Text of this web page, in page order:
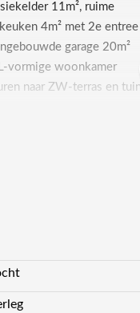
11m², ruime
4m² met 2e entree
garage 20m²